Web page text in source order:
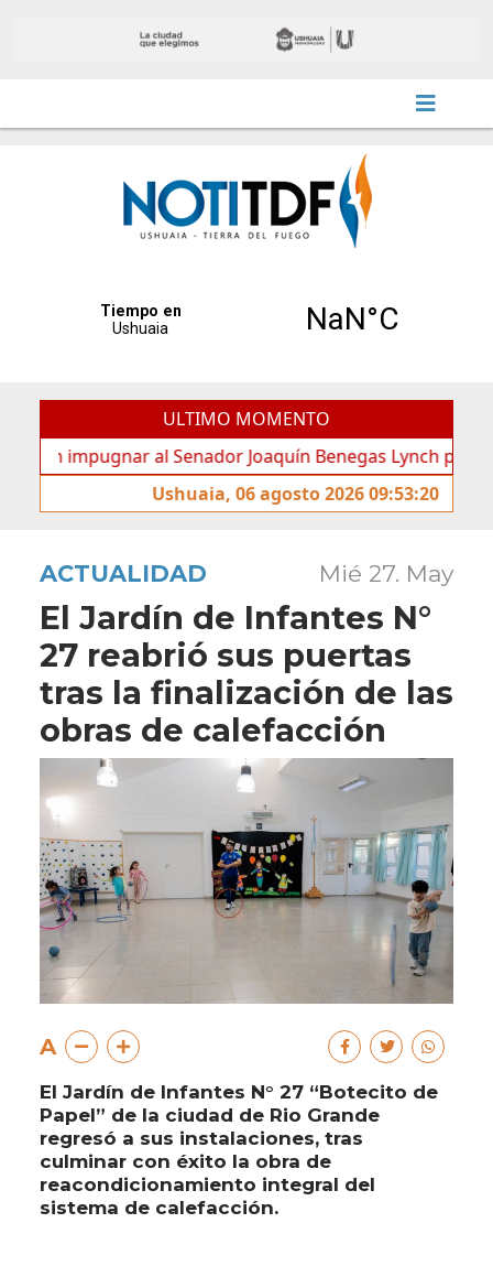
ULTIMO MOMENTO
al Senador Joaquín Benegas Lynch por “conflicto
Ushuaia, 06 agosto 2026 09:53:20
ACTUALIDAD Mié 27. May
El Jardín de Infantes N°
27 reabrió sus puertas
tras la finalización de las
obras de calefacción
A
El Jardín de Infantes N° 27 “Botecito de
Papel” de la ciudad de Rio Grande
regresó a sus instalaciones, tras
culminar con éxito la obra de
reacondicionamiento integral del
sistema de calefacción.